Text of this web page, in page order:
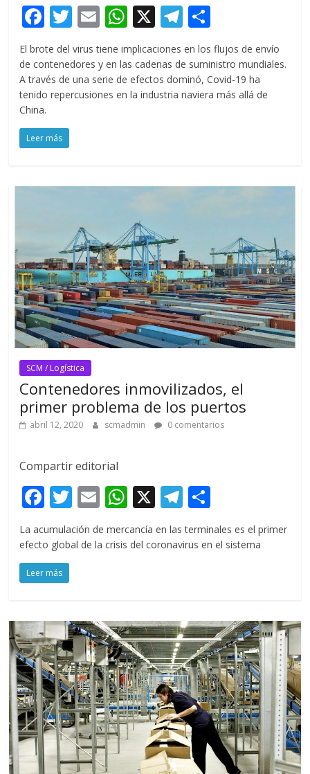
F
ac
e
b
o
o
k
T
w
itt
er
E
m
ai
l
W
h
at
s
A
X T
el
e
gr
a
o
m
p
ar
El brote del virus tiene implicaciones en los flujos de envío
de contenedores y en las cadenas de suministro mundiales.
A través de una serie de efectos dominó, Covid-19 ha
tenido repercusiones en la industria naviera más allá de
China.
Leer más
SCM / Logística
Contenedores inmovilizados, el
primer problema de los puertos
abril 12, 2020 scmadmin 0 comentarios
Compartir editorial
F
ac
e
b
o
k
T
w
itt
E
ai
W
at
p
X T
el
e
o
m
r
La acumulación de mercancía en las terminales es el primer
efecto global de la crisis del coronavirus en el sistema
Leer más